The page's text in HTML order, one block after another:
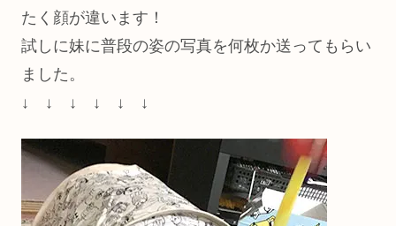
たく顔が違います！
試しに妹に普段の姿の写真を何枚か送ってもらい
ました。
↓ ↓ ↓ ↓ ↓ ↓